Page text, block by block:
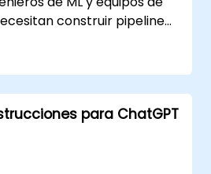
construir pipelines
a gran escala.
para ChatGPT